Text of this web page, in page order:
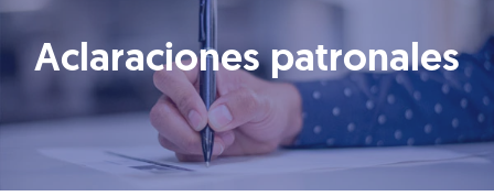
Aclaraciones patronales